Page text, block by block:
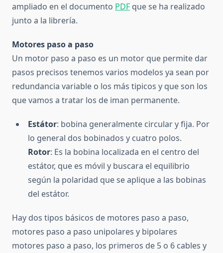
ampliado en el documento PDF que se ha realizado
junto a la librería.
Motores paso a paso
Un motor paso a paso es un motor que permite dar
pasos precisos tenemos varios modelos ya sean por
redundancia variable o los más tipicos y que son los
que vamos a tratar los de iman permanente.
Estátor: bobina generalmente circular y fija. Por
lo general dos bobinados y cuatro polos.
Rotor: Es la bobina localizada en el centro del
estátor, que es móvil y buscara el equilibrio
según la polaridad que se aplique a las bobinas
del estátor.
Hay dos tipos básicos de motores paso a paso,
motores paso a paso unipolares y bipolares
motores paso a paso, los primeros de 5 o 6 cables y